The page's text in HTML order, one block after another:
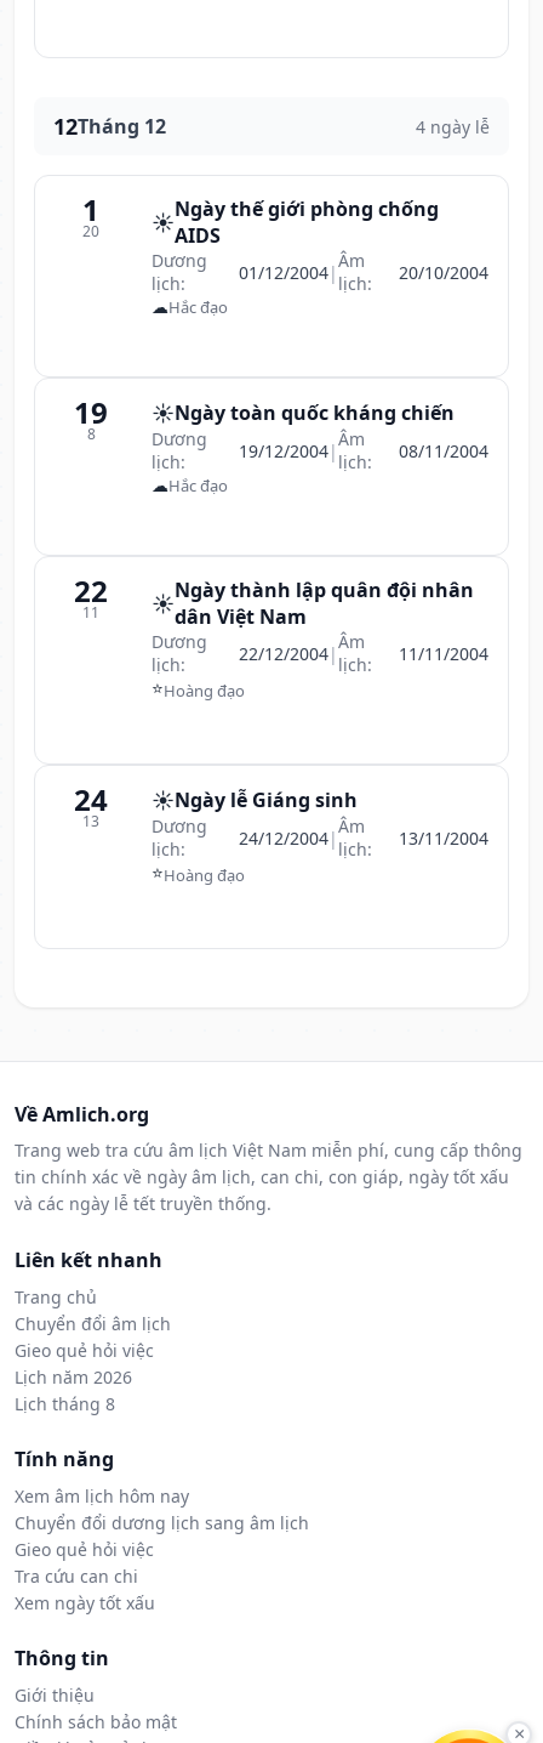
12Tháng 12 4 ngày lễ
1
20 ☀️Ngày thế giới phòng chống
AIDS
Dương
lịch:
01/12/2004|Âm
lịch:
20/10/2004
☁Hắc đạo
19
8
☀️Ngày toàn quốc kháng chiến
Dương
lịch:
19/12/2004|Âm
lịch:
08/11/2004
☁Hắc đạo
22
11 ☀️Ngày thành lập quân đội nhân
dân Việt Nam
Dương
lịch:
22/12/2004|Âm
lịch:
11/11/2004
⭐Hoàng đạo
24
13
☀️Ngày lễ Giáng sinh
Dương
lịch:
24/12/2004|Âm
lịch:
13/11/2004
⭐Hoàng đạo
Về Amlich.org
Trang web tra cứu âm lịch Việt Nam miễn phí, cung cấp thông
tin chính xác về ngày âm lịch, can chi, con giáp, ngày tốt xấu
và các ngày lễ tết truyền thống.
Liên kết nhanh
Trang chủ
Chuyển đổi âm lịch
Gieo quẻ hỏi việc
Lịch năm 2026
Lịch tháng 8
Tính năng
Xem âm lịch hôm nay
Chuyển đổi dương lịch sang âm lịch
Gieo quẻ hỏi việc
Tra cứu can chi
Xem ngày tốt xấu
Thông tin
Giới thiệu
Chính sách bảo mật
×